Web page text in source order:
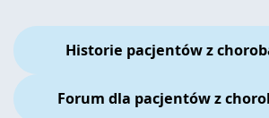
Historie pacjentów z
Forum dla pacjentów z